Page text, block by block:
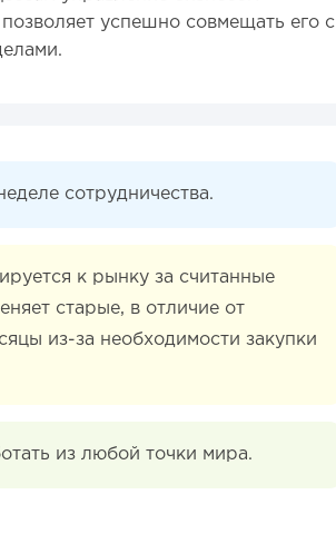
успешно совмещать его с
сотрудничества.
к рынку за считанные
старые, в отличие от
из-за необходимости закупки
из любой точки мира.